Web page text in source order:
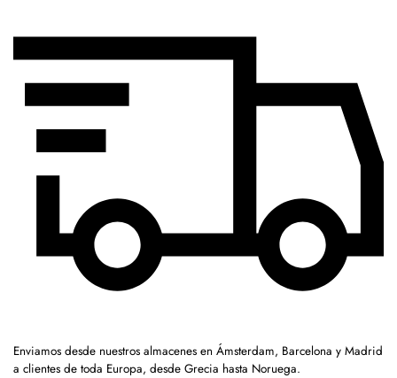
Enviamos desde nuestros almacenes en Ámsterdam, Barcelona y Madrid
a clientes de toda Europa, desde Grecia hasta Noruega.